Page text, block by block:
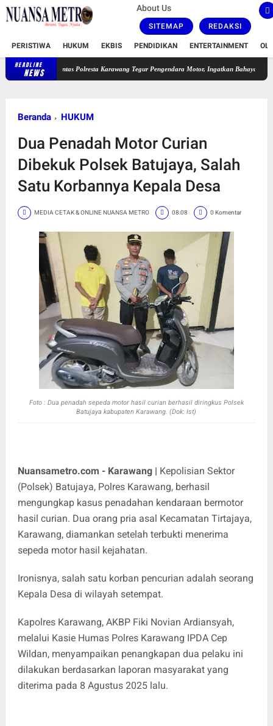
About Us
SITEMAP REDAKSI
PERISTIWA HUKUM EKBIS PENDIDIKAN ENTERTAINMENT
HEADLINE
NEWS
Satlantas Polresta Karawang Tegur Pengendara Motor, Ingatkan Bahaya Ugal-ugalan dan
Beranda HUKUM
Dua Penadah Motor Curian
Dibekuk Polsek Batujaya, Salah
Satu Korbannya Kepala Desa
MEDIA CETAK & ONLINE NUANSA METRO 08:08 0 Komentar
Foto : Dua penadah sepeda motor hasil curian berhasil diringkus Polsek
Batujaya kabupaten Karawang. (Dok: Ist)
Nuansametro.com - Karawang | Kepolisian Sektor
(Polsek) Batujaya, Polres Karawang, berhasil
mengungkap kasus penadahan kendaraan bermotor
hasil curian. Dua orang pria asal Kecamatan Tirtajaya,
Karawang, diamankan setelah terbukti menerima
sepeda motor hasil kejahatan.
Ironisnya, salah satu korban pencurian adalah seorang
Kepala Desa di wilayah setempat.
Kapolres Karawang, AKBP Fiki Novian Ardiansyah,
melalui Kasie Humas Polres Karawang IPDA Cep
Wildan, menyampaikan penangkapan dua pelaku ini
dilakukan berdasarkan laporan masyarakat yang
diterima pada 8 Agustus 2025 lalu.